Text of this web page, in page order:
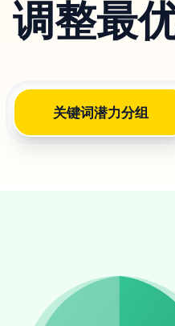
调整最
关键词潜力分组